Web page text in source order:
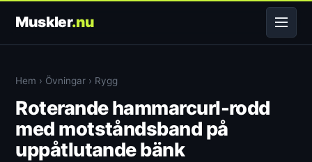
Muskler.nu
Hem › Övningar › Rygg
Roterande hammarcurl-rodd
med motståndsband på
uppåtlutande bänk